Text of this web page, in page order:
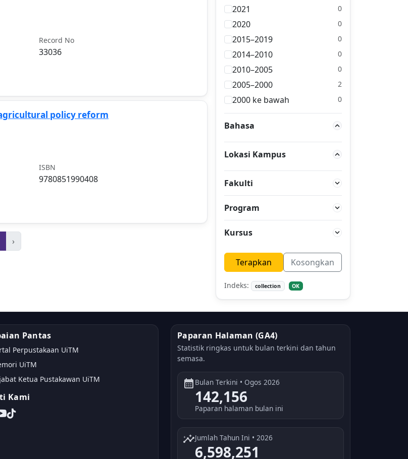
Record No
33036
policy reform
ISBN
9780851990408
›
2021 0
2020 0
2015–2019 0
2014–2010 0
2010–2005 0
2005–2000 2
2000 ke bawah 0
Bahasa
Lokasi Kampus
Fakulti
Program
Kursus
Terapkan Kosongkan
Indeks: collection OK
Pantas
Perpustakaan UiTM
UiTM
Ketua Pustakawan UiTM
Kami
Paparan Halaman (GA4)
Statistik ringkas untuk bulan terkini dan tahun
semasa.
calendar_month Bulan Terkini • Ogos 2026
142,156
Paparan halaman bulan ini
insightsJumlah Tahun Ini • 2026
6,598,251